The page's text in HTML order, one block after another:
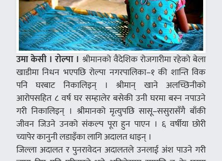
उमा केसी । रोल्पा । श्रीमानको वैदेशिक रोजगारीमा रहेको बेला
खाडीमा निधन भएपछि रोल्पा नगरपालिका–१ की शान्ति विक
पनि घरबाट निकालिइन् । श्रीमान् खाने अलच्छिनीको
आरोपसहित ८ वर्ष घर सम्हालेर बसेकी उनी घरमा बस्न नपाउने
गरी निकालिइन् । श्रीमानको मृत्युपछि सासू–ससुरासँगै बाँकी
जीवन जिउने उनको संकल्प पूरा हुन पाएन । ६ वर्षीया छोरी
च्यापेर कानुनी लडाइँका लागि अदालत धाइन् ।
जिल्ला अदालत र पुनरावेदन अदालतले उनलाई अंश पाउने गरी